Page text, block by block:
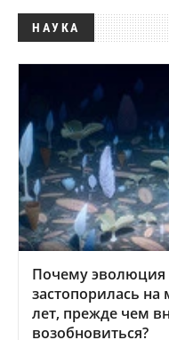
НАУКА
Почему эволюция
застопорилась
лет, прежде чем
возобновиться?